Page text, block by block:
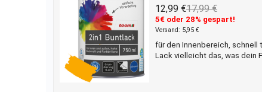
12,99 €17,99 €
5€ oder 28% gespart!
Versand: 5,95 €
für den Innenbereich,
Lack vielleicht das, was dein
nur 2 Anstrichen. So